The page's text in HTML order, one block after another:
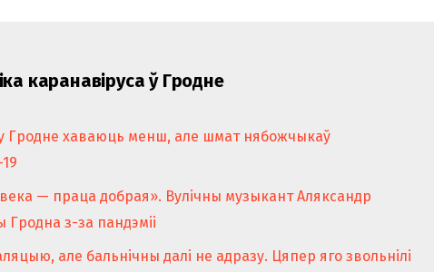
каранавіруса ў Гродне
Гродне хаваюць менш, але шмат нябожчыкаў
— праца добрая». Вулічны музыкант Аляксандр
Гродна з-за пандэміі
але бальнічны далі не адразу. Цяпер яго звольнілі